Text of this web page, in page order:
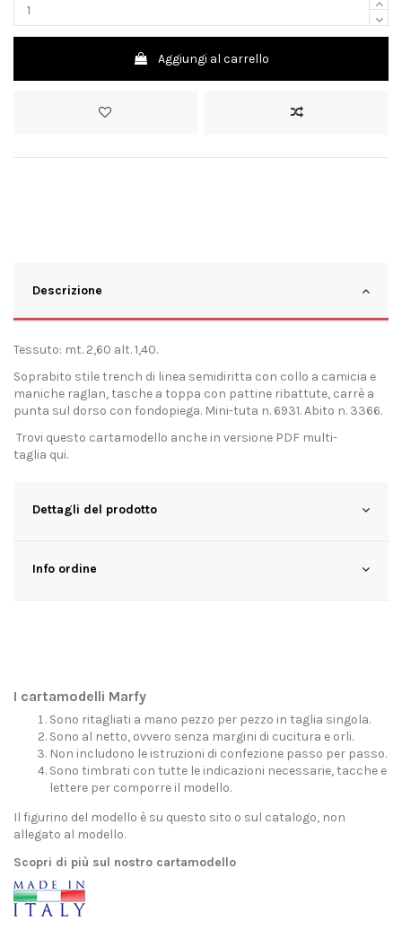
Aggiungi al carrello
Descrizione
Tessuto: mt. 2,60 alt. 1,40.
Soprabito stile trench di linea semidiritta con collo a camicia e
maniche raglan, tasche a toppa con pattine ribattute, carrè a
punta sul dorso con fondopiega. Mini-tuta n. 6931. Abito n. 3366.
Trovi questo cartamodello anche in versione PDF multi-
taglia qui.
Dettagli del prodotto
Info ordine
I cartamodelli Marfy
Sono ritagliati a mano pezzo per pezzo in taglia singola.
Sono al netto, ovvero senza margini di cucitura e orli.
Non includono le istruzioni di confezione passo per passo.
Sono timbrati con tutte le indicazioni necessarie, tacche e
lettere per comporre il modello.
Il figurino del modello è su questo sito o sul catalogo, non
allegato al modello.
Scopri di più sul nostro cartamodello